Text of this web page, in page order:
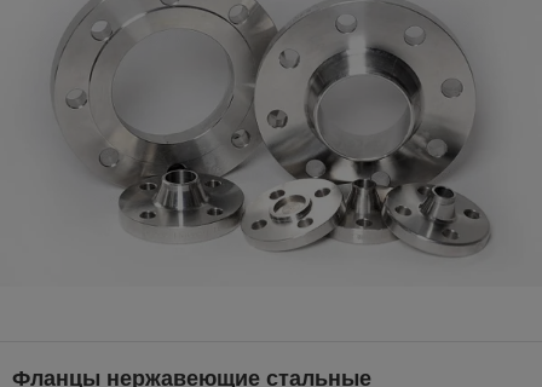
Фланцы нержавеющие стальные